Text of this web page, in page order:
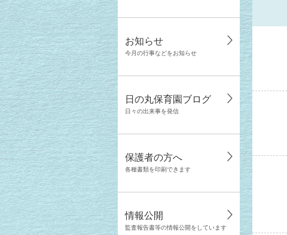
お知らせ
今月の行事などをお知らせ
日の丸保育園ブログ
日々の出来事を発信
保護者の方へ
各種書類を印刷できます
情報公開
監査報告書等の情報公開をしています